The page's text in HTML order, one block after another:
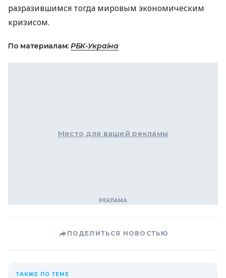
разразившимся тогда мировым экономическим
кризисом.
По материалам: РБК-Україна
Место для вашей рекламы
ПОДЕЛИТЬСЯ НОВОСТЬЮ
ТАКЖЕ ПО ТЕМЕ